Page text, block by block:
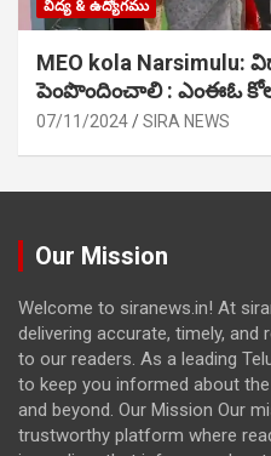
విద్య & ఉద్యోగము
MEO kola Narsimulu:
పెంపొందించాలి : ఎంఈఓ కోల
07/11/2024 SIRA NEWS
Our Mission
Welcome to siranews.in! At
delivering accurate, timely,
to our readers. As a leading
to keep you informed about
and beyond. Our Mission Our
trustworthy platform where